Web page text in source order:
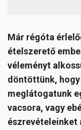
Már régóta
ételszerető
véleményt
döntöttünk, hogy
meglátogatunk
vacsora, vagy
észrevételeinket